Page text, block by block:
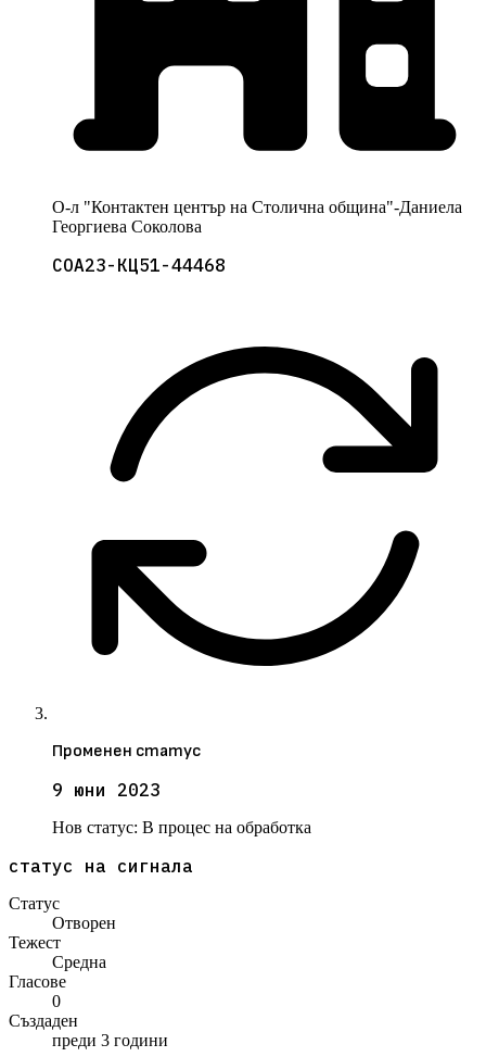
О-л "Контактен център на Столична община"-Даниела
Георгиева Соколова
СОА23-КЦ51-44468
Променен статус
9 юни 2023
Нов статус: В процес на обработка
статус на сигнала
Статус
Отворен
Тежест
Средна
Гласове
0
Създаден
преди 3 години